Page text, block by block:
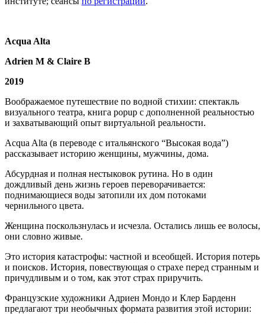
Acqua Alta
Adrien M & Claire B
2019
Воображаемое путешествие по водной стихии: спектакль
визуального театра, книга popup с дополненной реальностью
и захватывающий опыт виртуальной реальности.
Acqua Alta (в переводе с итальянского “Высокая вода”)
рассказывает историю женщины, мужчины, дома.
Абсурдная и полная нестыковок рутина. Но в один
дождливый день жизнь героев переворачивается:
поднимающиеся воды затопили их дом потоками
чернильного цвета.
Женщина поскользнулась и исчезла. Остались лишь ее волосы,
они словно живые.
Это история катастрофы: частной и всеобщей. История потерь
и поисков. История, повествующая о страхе перед странным и
причудливым и о том, как этот страх приручить.
Французские художники Адриен Мондо и Клер Барденн
предлагают три необычных формата развития этой истории: